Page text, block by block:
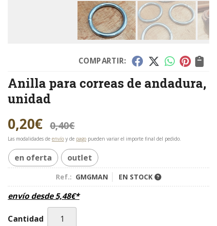
COMPARTIR:
Anilla para correas de andadura,
unidad
0,20€ 0,40€
Las modalidades de envío y de pago pueden variar el importe final del pedido.
en oferta outlet
Ref.: GMGMAN EN STOCK
envío desde5,48€*
Cantidad